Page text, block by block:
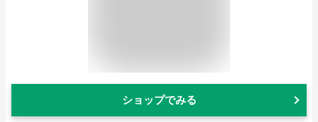
ショップでみる